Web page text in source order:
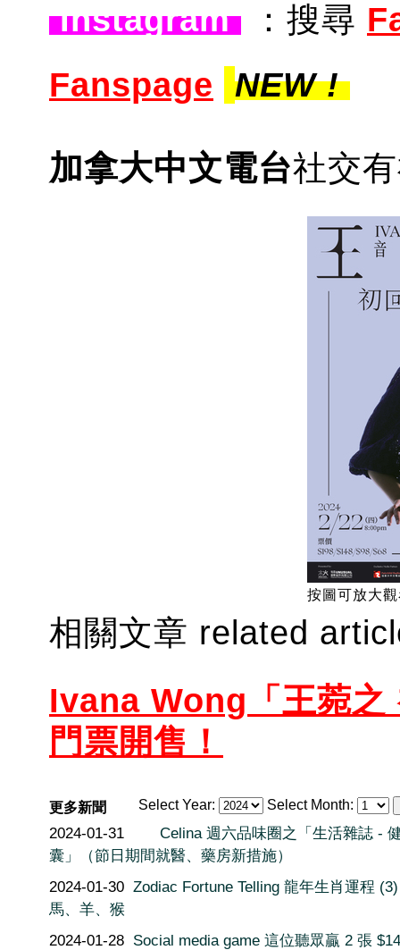
Instagram ：搜尋
Fanspage
NEW !
加拿大中文電台社交
按圖可放大
相關文章 related
Ivana Wong「王菀之
門票開售！
Select Year: Select Month:
更多新聞
2024-01-31
Celina 週六品味圈之「生活雜誌 -
囊」（節日期間就醫、藥房新措施）
2024-01-30 Zodiac Fortune Telling 龍年生肖運程
馬、羊、猴
2024-01-28 Social media game 這位聽眾贏 2 張